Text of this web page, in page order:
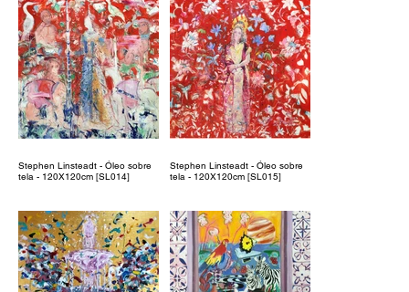
Stephen Linsteadt - Óleo sobre
tela - 120X120cm [SL014]
Stephen Linsteadt - Óleo sobre
tela - 120X120cm [SL015]